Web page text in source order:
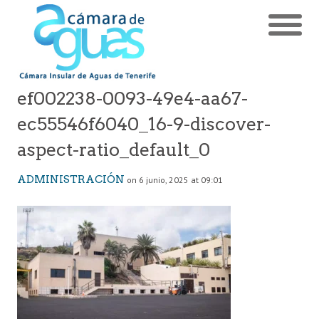
ef002238-0093-49e4-aa67-
ec55546f6040_16-9-discover-
aspect-ratio_default_0
ADMINISTRACIÓN on 6 junio, 2025 at 09:01